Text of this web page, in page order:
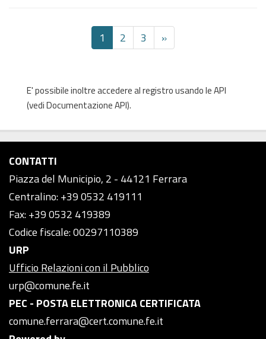
1 2 3 »
E' possibile inoltre accedere al registro usando leAPI
(vediDocumentazione API).
CONTATTI
Piazza del Municipio, 2 - 44121 Ferrara
Centralino: +39 0532 419111
Fax: +39 0532 419389
Codice fiscale: 00297110389
URP
Ufficio Relazioni con il Pubblico
urp@comune.fe.it
PEC - POSTA ELETTRONICA CERTIFICATA
comune.ferrara@cert.comune.fe.it